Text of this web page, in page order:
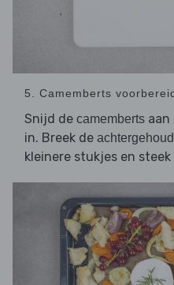
5. Camemberts
Snijd de camemberts aan
in. Breek de
kleinere stukjes en